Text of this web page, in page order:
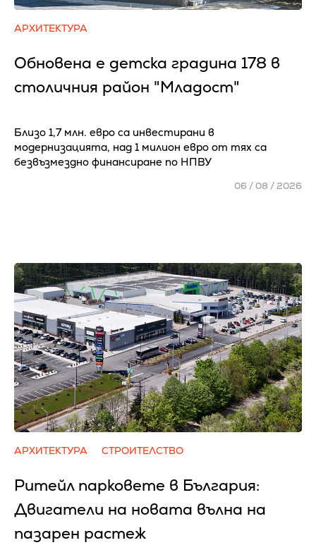
АРХИТЕКТУРА
Обновена е детска градина 178 в
столичния район "Младост"
Близо 1,7 млн. евро са инвестирани в
модернизацията, над 1 милион евро от тях са
безвъзмездно финансиране по НПВУ
06 / 08 / 2026
АРХИТЕКТУРА СТРОИТЕЛСТВО
Ритейл парковете в България:
Двигатели на новата вълна на
пазарен растеж